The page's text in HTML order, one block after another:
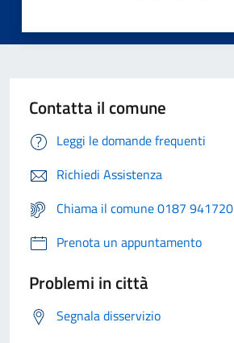
Contatta il comune
Leggi le domande frequenti
Richiedi Assistenza
Chiama il comune 0187 941720
Prenota un appuntamento
Problemi in città
Segnala disservizio